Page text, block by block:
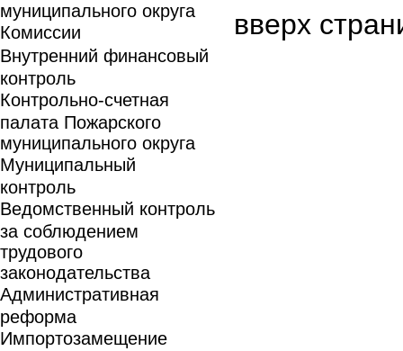
муниципального округа
Комиссии
Внутренний финансовый
контроль
Контрольно-счетная
палата Пожарского
муниципального округа
Муниципальный
контроль
Ведомственный контроль
за соблюдением
трудового
законодательства
Административная
реформа
Импортозамещение
вверх